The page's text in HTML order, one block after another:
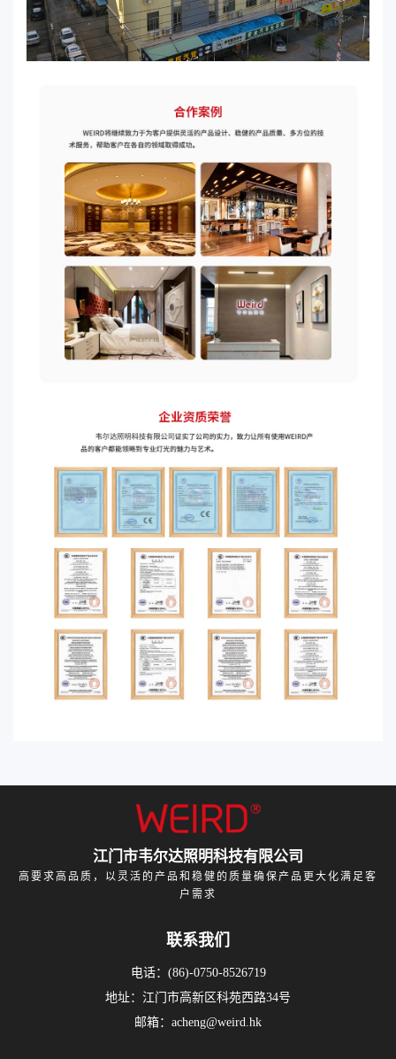
江门市韦尔达照明科技有限公司
高要求高品质，以灵活的产品和稳健的质量确保产品更大化满足客
户需求
联系我们
电话：(86)-0750-8526719
地址：江门市高新区科苑西路34号
邮箱：acheng@weird.hk